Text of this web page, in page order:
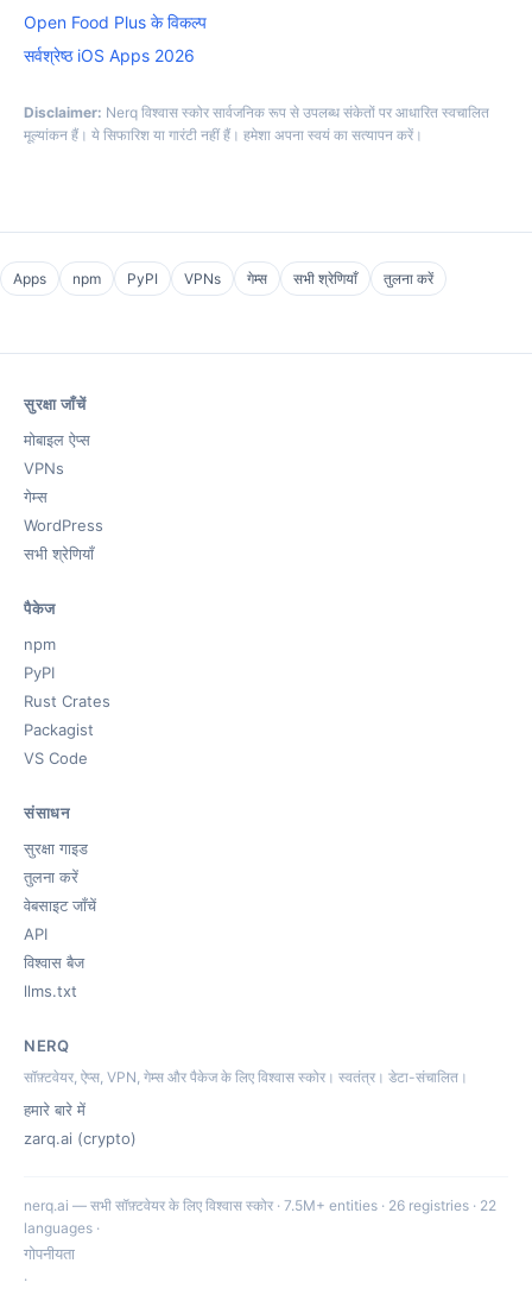
Open Food Plus के विकल्प
सर्वश्रेष्ठ iOS Apps 2026
Disclaimer: Nerq विश्वास स्कोर सार्वजनिक रूप से उपलब्ध संकेतों पर आधारित स्वचालित
मूल्यांकन हैं। ये सिफारिश या गारंटी नहीं हैं। हमेशा अपना स्वयं का सत्यापन करें।
Apps npm PyPI VPNs गेम्स सभी श्रेणियाँ तुलना करें
सुरक्षा जाँचें
मोबाइल ऐप्स
VPNs
गेम्स
WordPress
सभी श्रेणियाँ
पैकेज
npm
PyPI
Rust Crates
Packagist
VS Code
संसाधन
सुरक्षा गाइड
तुलना करें
वेबसाइट जाँचें
API
विश्वास बैज
llms.txt
NERQ
सॉफ़्टवेयर, ऐप्स, VPN, गेम्स और पैकेज के लिए विश्वास स्कोर। स्वतंत्र। डेटा-संचालित।
हमारे बारे में
zarq.ai (crypto)
nerq.ai — सभी सॉफ़्टवेयर के लिए विश्वास स्कोर · 7.5M+ entities · 26 registries · 22
languages ·
गोपनीयता
·